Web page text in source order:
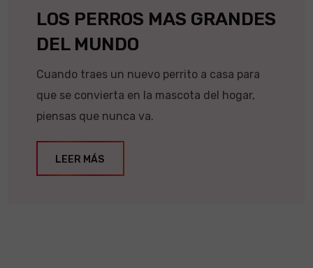
LOS PERROS MAS GRANDES
DEL MUNDO
Cuando traes un nuevo perrito a casa para
que se convierta en la mascota del hogar,
piensas que nunca va.
LEER MÁS